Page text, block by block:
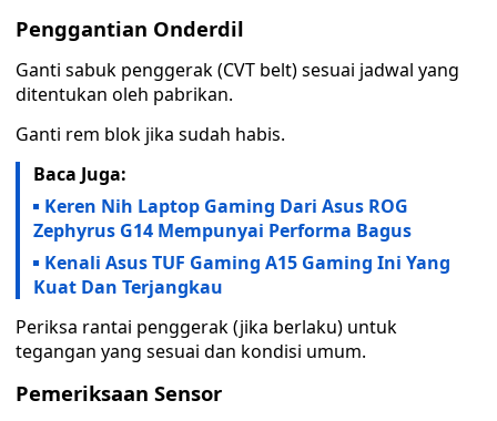
Penggantian Onderdil
Ganti sabuk penggerak (CVT belt) sesuai jadwal yang
ditentukan oleh pabrikan.
Ganti rem blok jika sudah habis.
Baca Juga:
Keren Nih Laptop Gaming Dari Asus ROG
Zephyrus G14 Mempunyai Performa Bagus
Kenali Asus TUF Gaming A15 Gaming Ini Yang
Kuat Dan Terjangkau
Periksa rantai penggerak (jika berlaku) untuk
tegangan yang sesuai dan kondisi umum.
Pemeriksaan Sensor